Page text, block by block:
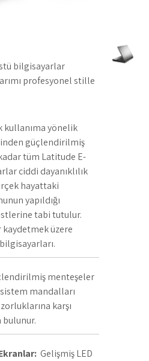
bilgisayarlar
profesyonel stille
kullanıma yönelik
güçlendirilmiş
tüm Latitude E-
ciddi dayanıklılık
hayattaki
yapıldığı
tabi tutulur.
kaydetmek üzere
menteşeler
mandalları
karşı
bulunur.
Gelişmiş LED